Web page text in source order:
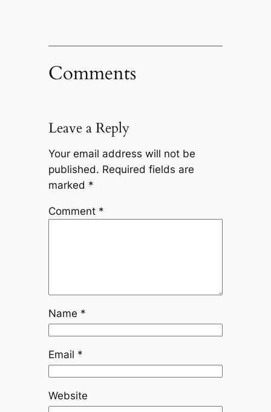
Comments
Leave a Reply
Your email address will not be
published. Required fields are
marked *
Comment *
Name *
Email *
Website